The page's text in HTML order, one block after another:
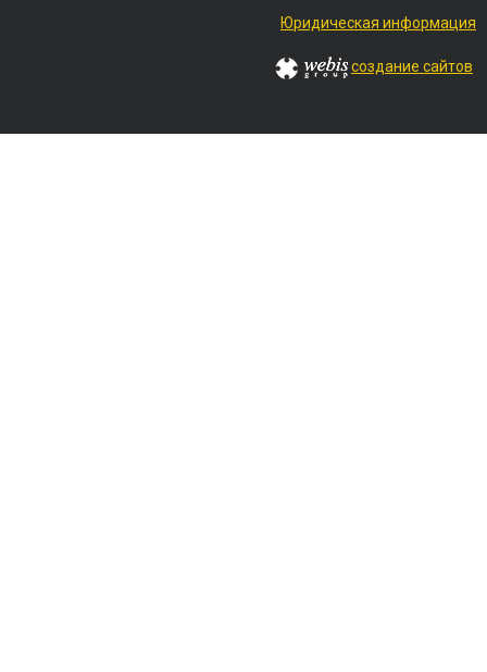
Юридическая информация
создание сайтов